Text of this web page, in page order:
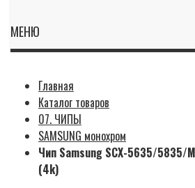
МЕНЮ
Главная
Каталог товаров
07. ЧИПЫ
SAMSUNG монохром
Чип Samsung SCX-5635/5835/
(4k)